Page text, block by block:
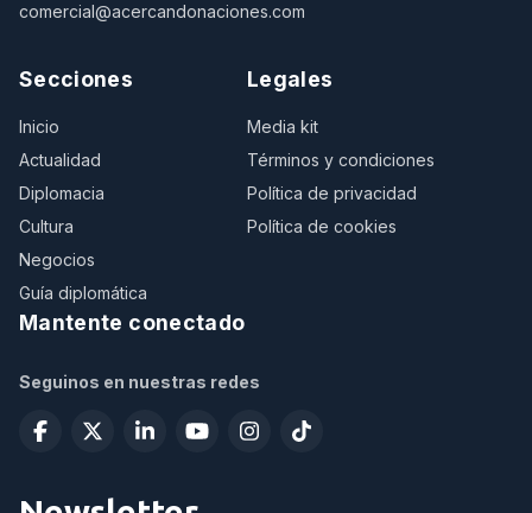
comercial@acercandonaciones.com
Secciones
Inicio
Actualidad
Diplomacia
Cultura
Negocios
Guía diplomática
Legales
Media kit
Términos y condiciones
Política de privacidad
Política de cookies
Mantente conectado
Seguinos en nuestras redes